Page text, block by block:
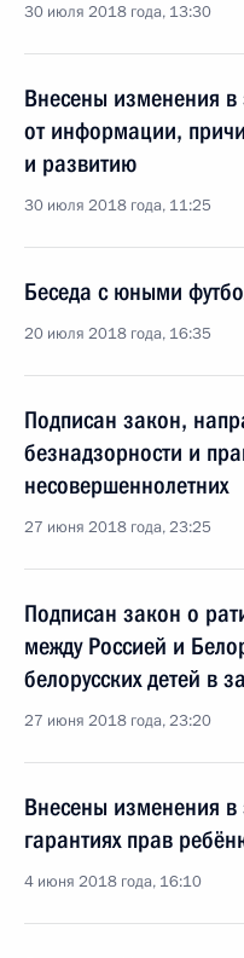
30 июля 2018 года, 13:30
Внесены изменения в
от информации,
и развитию
30 июля 2018 года, 11:25
Беседа с юными
20 июля 2018 года, 16:35
Подписан закон,
безнадзорности и
несовершеннолетних
27 июня 2018 года, 23:25
Подписан закон о
между Россией и
белорусских детей в
27 июня 2018 года, 23:20
Внесены изменения
гарантиях прав
4 июня 2018 года, 16:10